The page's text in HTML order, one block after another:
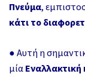
Πνεύμα,
κάτι το
● Αυτή η
μία Εναλλακτική